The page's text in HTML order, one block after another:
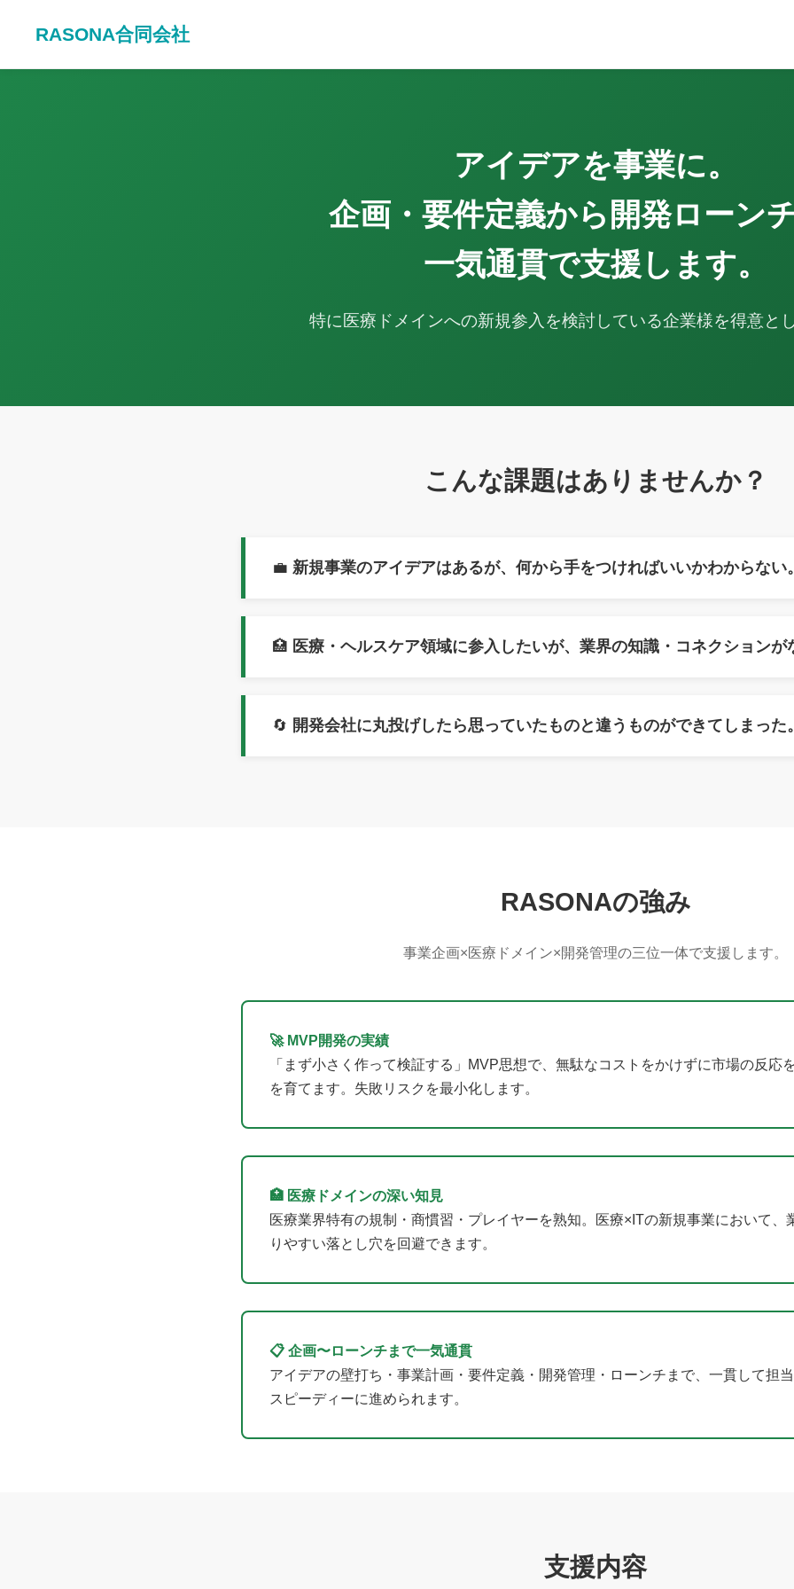
RASONA合同会社
アイデアを事業に。
企画・要件定義から開発ローン
一気通貫で支援します。
特に医療ドメインへの新規参入を検討している企業様を得意と
こんな課題はありませんか？
💼 新規事業のアイデアはあるが、何から手をつければいいかわからない。
🏥 医療・ヘルスケア領域に参入したいが、業界の知識・コネクションが
🔄 開発会社に丸投げしたら思っていたものと違うものができてしまった。
RASONAの強み
事業企画×医療ドメイン×開発管理の三位一体で支援します。
🚀 MVP開発の実績
「まず小さく作って検証する」MVP思想で、無駄なコストをかけずに市場の反応
を育てます。失敗リスクを最小化します。
🏥 医療ドメインの深い知見
医療業界特有の規制・商慣習・プレイヤーを熟知。医療×ITの新規事業において、
りやすい落とし穴を回避できます。
📋 企画〜ローンチまで一気通貫
アイデアの壁打ち・事業計画・要件定義・開発管理・ローンチまで、一貫して担
スピーディーに進められます。
支援内容